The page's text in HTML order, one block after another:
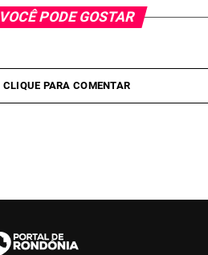
VOCÊ PODE GOSTAR
CLIQUE PARA COMENTAR